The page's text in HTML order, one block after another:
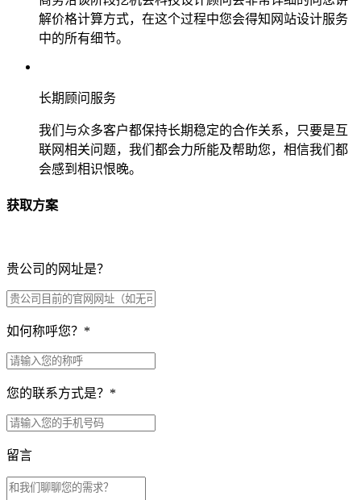
解价格计算方式，在这个过程中您会得知网站设计服务
中的所有细节。
长期顾问服务
我们与众多客户都保持长期稳定的合作关系，只要是互
联网相关问题，我们都会力所能及帮助您，相信我们都
会感到相识恨晚。
获取方案
贵公司的网址是？
如何称呼您？ *
您的联系方式是？ *
留言